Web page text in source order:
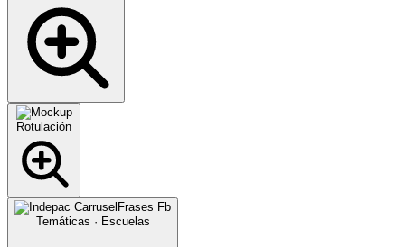
Rotulación
Temáticas · Escuelas